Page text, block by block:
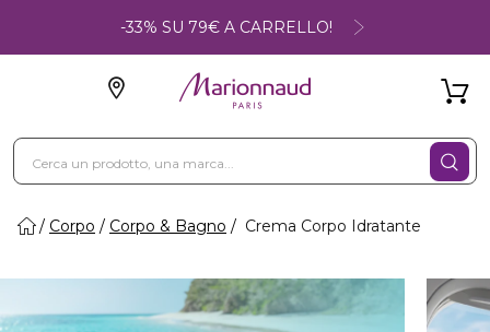
-33% SU 79€ A CARRELLO!
Corpo Corpo & Bagno Crema Corpo Idratante